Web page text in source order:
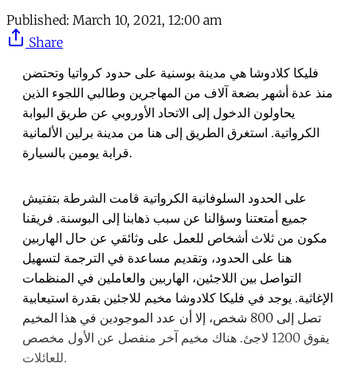
Published: March 10, 2021, 12:00 am
Share
فليكا كلادوشا هي مدينة بوسنية على حدود كرواتيا وتحتضن
منذ عدة أشهر بضعة آلاف من المهاجرين وطالبي اللجوء الذين
يحاولون الدخول إلى الاتحاد الأوروبي عن طريق البوابة
الكرواتية. استغرق الطريق إلى هنا من مدينة برلين الألمانية
قرابة يومين بالسيارة.
على الحدود السلوفانية الكرواتية قامت الشرطة بتفتيش
جميع أمتعتنا وسؤالنا عن سبب ذهابنا إلى البوسنة. فريقنا
مكون من ثلاث أشخاص للعمل على وثائقي عن حال الهاربين
هنا على الحدود، وتقديم مساعدة في الترجمة لتسهيل
التواصل بين اللاجئين، الهاربين والعاملين في المنظمات
الإغاثية. يوجد في فليكا كلادوشا مخيم للاجئين بقدرة استيعابية
تصل إلى 800 شخص، إلا أن عدد الموجودين في هذا المخيم
يفوق 1200 لاجئ. هناك مخيم آخر منفصل عن الأول مخصص
للعائلات.